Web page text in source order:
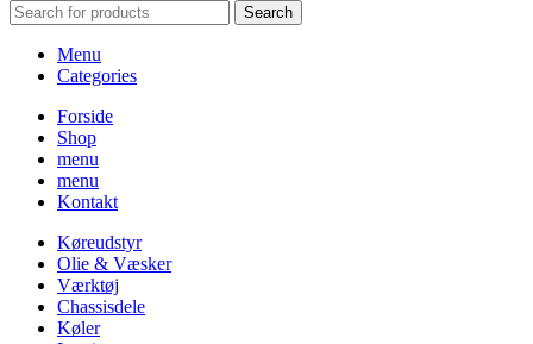
Search
Menu
Categories
Forside
Shop
menu
menu
Kontakt
Køreudstyr
Olie & Væsker
Værktøj
Chassisdele
Køler